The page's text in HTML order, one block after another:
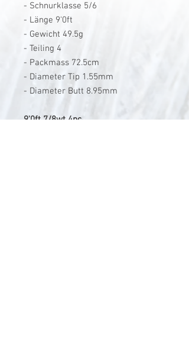
- Schnurklasse 5/6
- Länge 9'0ft
- Gewicht 49.5g
- Teiling 4
- Packmass 72.5cm
- Diameter Tip 1.55mm
- Diameter Butt 8.95mm
9'0ft 7/8wt 4pc